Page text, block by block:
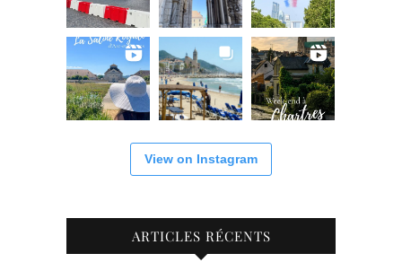
View on Instagram
ARTICLES RÉCENTS